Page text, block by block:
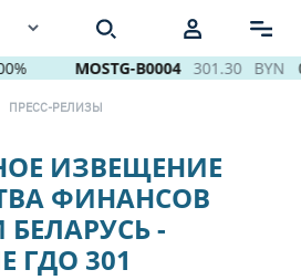
MOSTG-B0004 301.30 BYN
ПРЕСС-РЕЛИЗЫ
ИЗВЕЩЕНИЕ
ФИНАНСОВ
-
ГДО 301